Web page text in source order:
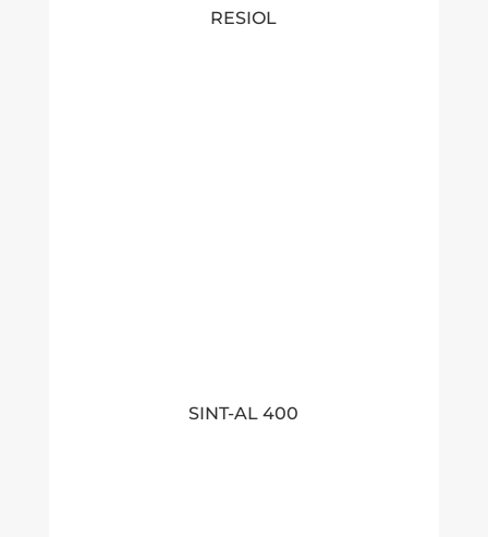
RESIOL
SINT-AL 400